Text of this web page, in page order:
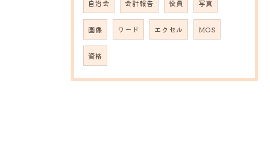
自治会 会計報告 役員 写真
画像 ワード エクセル MOS
資格